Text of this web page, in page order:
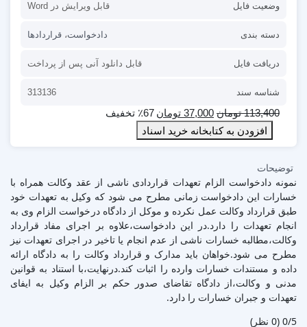
وضعیت فایل قابل ویرایش در Word
دسته بندی دادخواست، قراردادها
دریافت فایل قابل دانلود آنی پس از پرداخت
شناسه سند 313136
113,400 تومان 37,000 تومان ٪67 تخفیف
افزودن به کتابخانه خرید اسناد
توضیحات
نمونه دادخواست الزام تعهدات قراردادی ناشی از عقد وکالت همراه با
خسارات این دادخواست زمانی مطرح می شود که وکیل به تعهدات خود
طبق قرارداد وکالت عمل نکرده و موکل از دادگاه درخواست الزام وی به
انجام تعهدات را دارد.در این دادخواست،علاوه بر اجرای مفاد قرارداد
وکالت،مطالبه خسارات ناشی از عدم انجام یا تاخیر در اجرای تعهدات نیز
مطرح می شود.خواهان باید مدارک و قرارداد وکالت را به دادگاه ارائه
داده و مستندات خسارات وارده را اثبات کند.درنهایت،با استناد به قوانین
مدنی و وکالت،از دادگاه تقاضای صدور حکم بر الزام وکیل به ایفای
تعهدات و جبران خسارات را دارد.
‫0/5 ‫(0 نظر)